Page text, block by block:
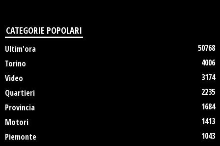
CATEGORIE POPOLARI
Ultim'ora
50768
Torino
4006
Video
3174
Quartieri
2235
Provincia
1684
Motori
1413
Piemonte
1043